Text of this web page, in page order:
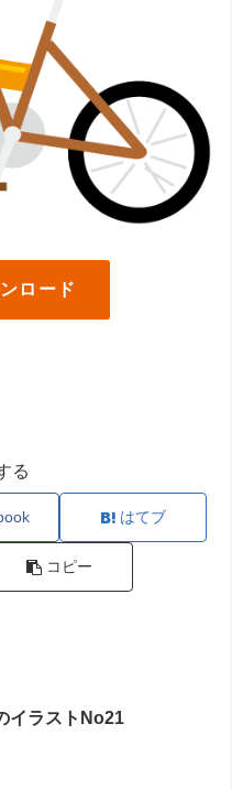
ロード
る
はてブ
コピー
イラストNo21